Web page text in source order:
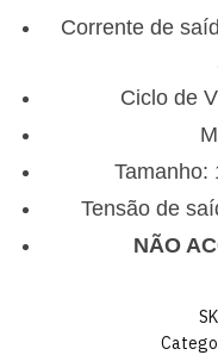
Corrente de
Ciclo de
Tamanho:
Tensão de
NÃO